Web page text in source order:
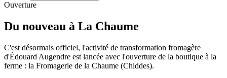
Ouverture
Du nouveau à La Chaume
C'est désormais officiel, l'activité de transformation fromagère
d'Édouard Augendre est lancée avec l'ouverture de la boutique à la
ferme : la Fromagerie de la Chaume (Chiddes).